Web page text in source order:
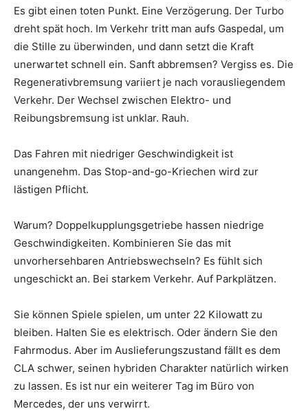
Es gibt einen toten Punkt. Eine Verzögerung. Der Turbo
dreht spät hoch. Im Verkehr tritt man aufs Gaspedal, um
die Stille zu überwinden, und dann setzt die Kraft
unerwartet schnell ein. Sanft abbremsen? Vergiss es. Die
Regenerativbremsung variiert je nach vorausliegendem
Verkehr. Der Wechsel zwischen Elektro- und
Reibungsbremsung ist unklar. Rauh.
Das Fahren mit niedriger Geschwindigkeit ist
unangenehm. Das Stop-and-go-Kriechen wird zur
lästigen Pflicht.
Warum? Doppelkupplungsgetriebe hassen niedrige
Geschwindigkeiten. Kombinieren Sie das mit
unvorhersehbaren Antriebswechseln? Es fühlt sich
ungeschickt an. Bei starkem Verkehr. Auf Parkplätzen.
Sie können Spiele spielen, um unter 22 Kilowatt zu
bleiben. Halten Sie es elektrisch. Oder ändern Sie den
Fahrmodus. Aber im Auslieferungszustand fällt es dem
CLA schwer, seinen hybriden Charakter natürlich wirken
zu lassen. Es ist nur ein weiterer Tag im Büro von
Mercedes, der uns verwirrt.